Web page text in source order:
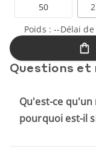
50
Poids :--Délai
Questions et
Qu'est-ce
pourquoi est-il